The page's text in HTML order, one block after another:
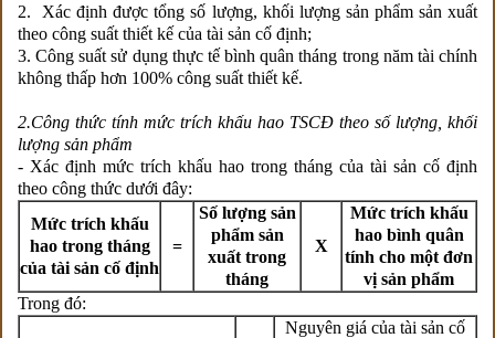
2. Xác định được tổng số lượng, khối lượng sản phẩm sản xuất
theo công suất thiết kế của tài sản cố định;
3. Công suất sử dụng thực tế bình quân tháng trong năm tài chính
không thấp hơn 100% công suất thiết kế.
2.Công thức tính mức trích khấu hao TSCĐ theo số lượng, khối
lượng sản phẩm
- Xác định mức trích khấu hao trong tháng của tài sản cố định
theo công thức dưới đây:
Mức trích khấu
hao trong tháng
của tài sản cố định
=
Số lượng sản
phẩm sản
xuất trong
tháng
X
Mức trích khấu
hao bình quân
tính cho một đơn
vị sản phẩm
Trong đó:
Nguyên giá của tài sản cố